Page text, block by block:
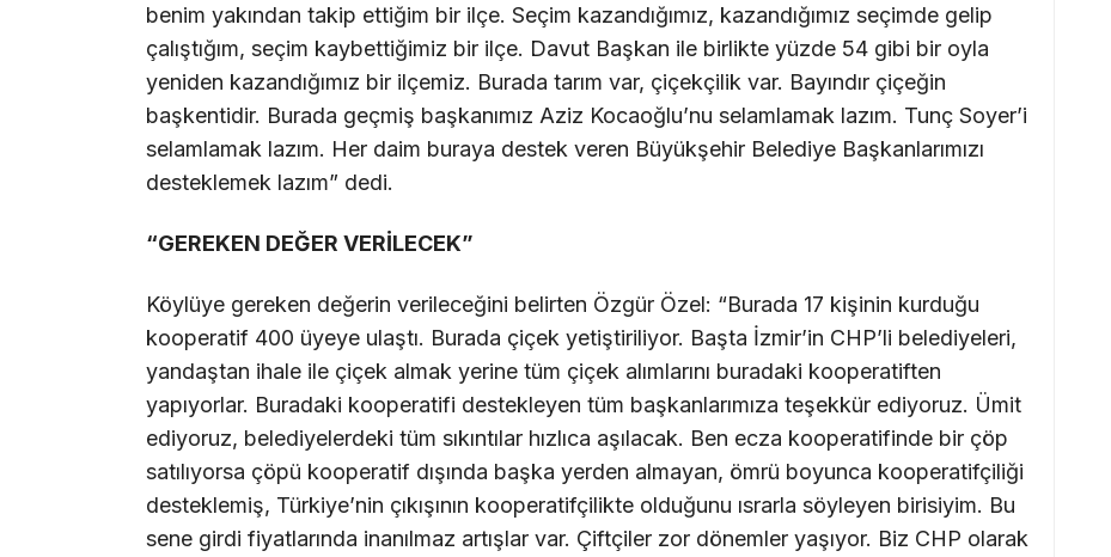
benim yakından takip ettiğim bir ilçe. Seçim kazandığımız, kazandığımız seçimde gelip
çalıştığım, seçim kaybettiğimiz bir ilçe. Davut Başkan ile birlikte yüzde 54 gibi bir oyla
yeniden kazandığımız bir ilçemiz. Burada tarım var, çiçekçilik var. Bayındır çiçeğin
başkentidir. Burada geçmiş başkanımız Aziz Kocaoğlu’nu selamlamak lazım. Tunç Soyer’i
selamlamak lazım. Her daim buraya destek veren Büyükşehir Belediye Başkanlarımızı
desteklemek lazım” dedi.
“GEREKEN DEĞER VERİLECEK”
Köylüye gereken değerin verileceğini belirten Özgür Özel: “Burada 17 kişinin kurduğu
kooperatif 400 üyeye ulaştı. Burada çiçek yetiştiriliyor. Başta İzmir’in CHP’li belediyeleri,
yandaştan ihale ile çiçek almak yerine tüm çiçek alımlarını buradaki kooperatiften
yapıyorlar. Buradaki kooperatifi destekleyen tüm başkanlarımıza teşekkür ediyoruz. Ümit
ediyoruz, belediyelerdeki tüm sıkıntılar hızlıca aşılacak. Ben ecza kooperatifinde bir çöp
satılıyorsa çöpü kooperatif dışında başka yerden almayan, ömrü boyunca kooperatifçiliği
desteklemiş, Türkiye’nin çıkışının kooperatifçilikte olduğunu ısrarla söyleyen birisiyim. Bu
sene girdi fiyatlarında inanılmaz artışlar var. Çiftçiler zor dönemler yaşıyor. Biz CHP olarak